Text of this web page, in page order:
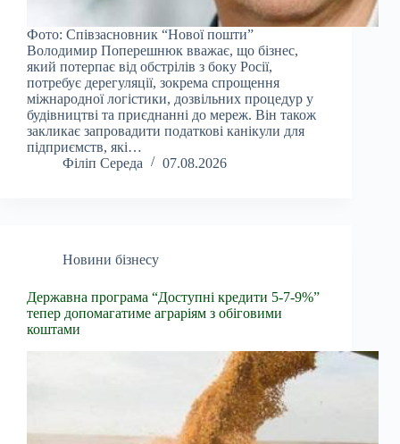
Фото: Співзасновник “Нової пошти”
Володимир Поперешнюк вважає, що бізнес,
який потерпає від обстрілів з боку Росії,
потребує дерегуляції, зокрема спрощення
міжнародної логістики, дозвільних процедур у
будівництві та приєднанні до мереж. Він також
закликає запровадити податкові канікули для
підприємств, які…
Філіп Середа
07.08.2026
Новини бізнесу
Державна програма “Доступні кредити 5-7-9%”
тепер допомагатиме аграріям з обіговими
коштами